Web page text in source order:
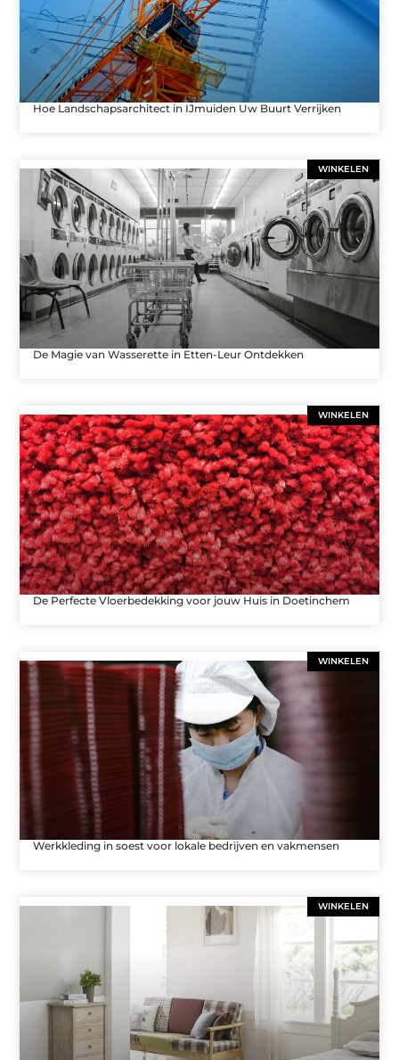
Hoe Landschapsarchitect in IJmuiden Uw Buurt Verrijken
WINKELEN
De Magie van Wasserette in Etten-Leur Ontdekken
WINKELEN
De Perfecte Vloerbedekking voor jouw Huis in Doetinchem
WINKELEN
Werkkleding in soest voor lokale bedrijven en vakmensen
WINKELEN